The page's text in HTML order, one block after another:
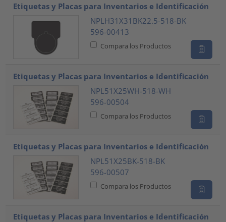
Etiquetas y Placas para Inventarios e Identificación
NPLH31X31BK22.5-518-BK
596-00413
Compara los Productos
Etiquetas y Placas para Inventarios e Identificación
NPL51X25WH-518-WH
596-00504
Compara los Productos
Etiquetas y Placas para Inventarios e Identificación
NPL51X25BK-518-BK
596-00507
Compara los Productos
Etiquetas y Placas para Inventarios e Identificación